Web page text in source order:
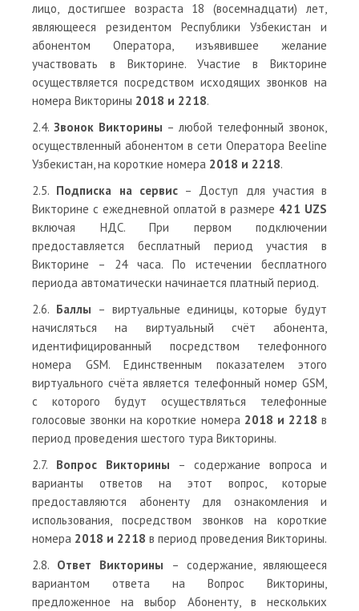
лицо, достигшее возраста 18 (восемнадцати) лет,
являющееся резидентом Республики Узбекистан и
абонентом Оператора, изъявившее желание
участвовать в Викторине. Участие в Викторине
осуществляется посредством исходящих звонков на
номера Викторины 2018 и 2218.
2.4. Звонок Викторины – любой телефонный звонок,
осуществленный абонентом в сети Оператора Beeline
Узбекистан, на короткие номера 2018 и 2218.
2.5. Подписка на сервис– Доступ для участия в
Викторине с ежедневной оплатой в размере 421 UZS
включая НДС. При первом подключении
предоставляется бесплатный период участия в
Викторине – 24 часа. По истечении бесплатного
периода автоматически начинается платный период.
2.6. Баллы – виртуальные единицы, которые будут
начисляться на виртуальный счёт абонента,
идентифицированный посредством телефонного
номера GSM. Единственным показателем этого
виртуального счёта является телефонный номер GSM,
с которого будут осуществляться телефонные
голосовые звонки на короткие номера 2018 и 2218 в
период проведения шестого тура Викторины.
2.7. Вопрос Викторины – содержание вопроса и
варианты ответов на этот вопрос, которые
предоставляются абоненту для ознакомления и
использования, посредством звонков на короткие
номера 2018 и 2218 в период проведения Викторины.
2.8. Ответ Викторины – содержание, являющееся
вариантом ответа на Вопрос Викторины,
предложенное на выбор Абоненту, в нескольких